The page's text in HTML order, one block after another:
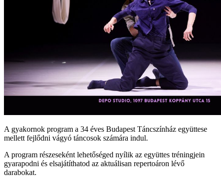
A gyakornok program a 34 éves Budapest Táncszínház együttese
mellett fejlődni vágyó táncosok számára indul.
A program részeseként lehetőséged nyílik az együttes tréningjein
gyarapodni és elsajátíthatod az aktuálisan repertoáron lévő
darabokat.